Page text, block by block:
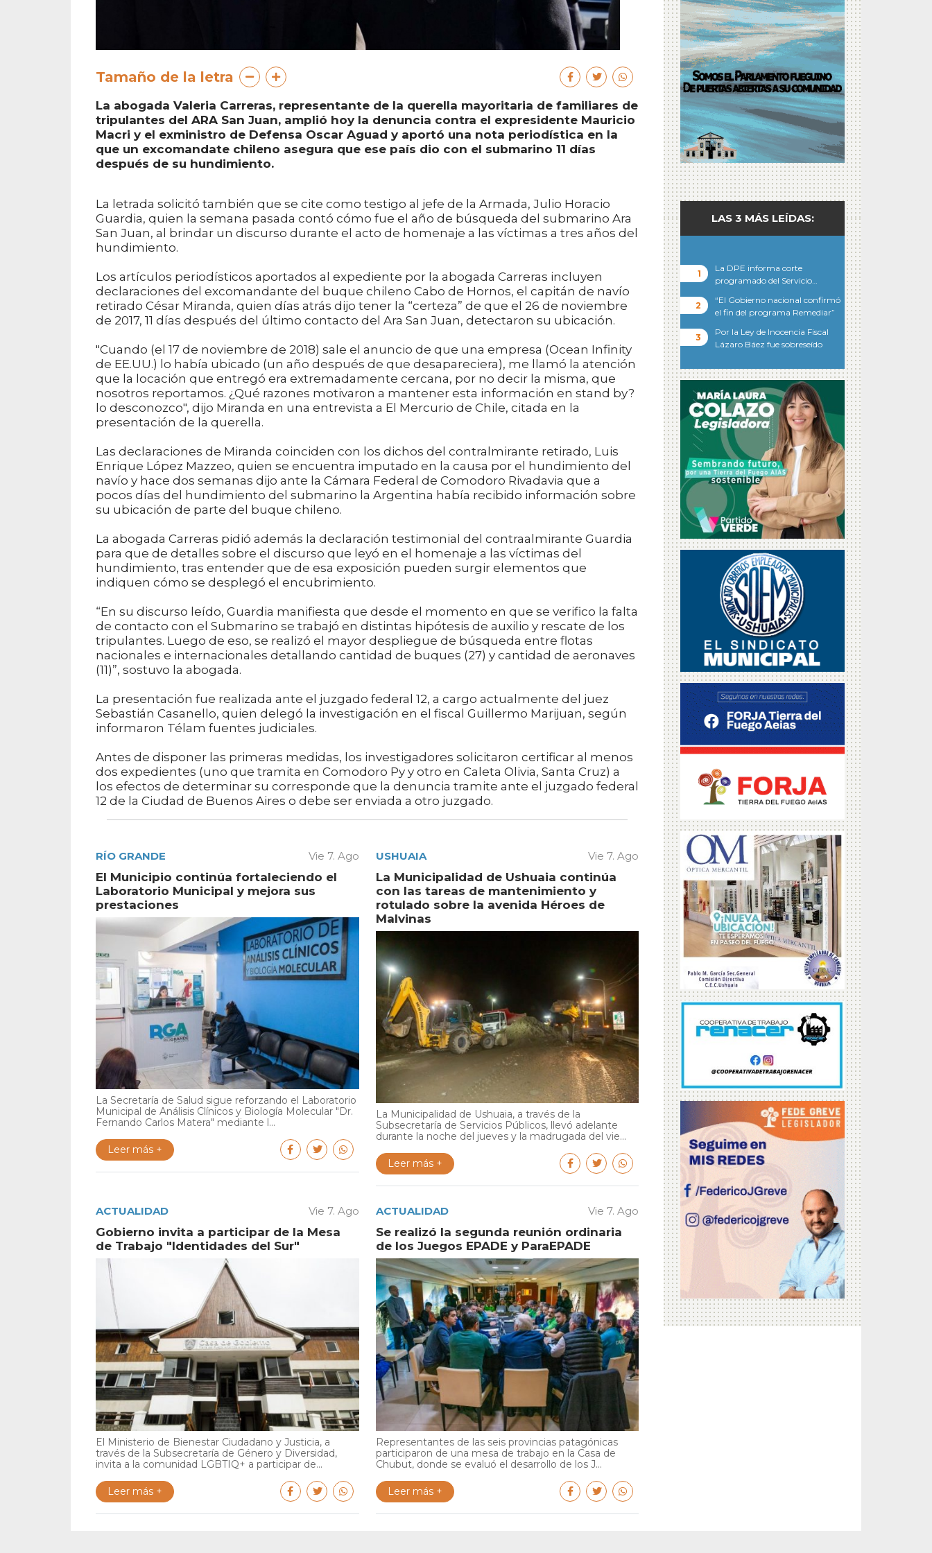
Tamaño de la letra
La abogada Valeria Carreras, representante de la querella mayoritaria de familiares de
tripulantes del ARA San Juan, amplió hoy la denuncia contra el expresidente Mauricio
Macri y el exministro de Defensa Oscar Aguad y aportó una nota periodística en la
que un excomandate chileno asegura que ese país dio con el submarino 11 días
después de su hundimiento.
La letrada solicitó también que se cite como testigo al jefe de la Armada, Julio Horacio
Guardia, quien la semana pasada contó cómo fue el año de búsqueda del submarino Ara
San Juan, al brindar un discurso durante el acto de homenaje a las víctimas a tres años del
hundimiento.
Los artículos periodísticos aportados al expediente por la abogada Carreras incluyen
declaraciones del excomandante del buque chileno Cabo de Hornos, el capitán de navío
retirado César Miranda, quien días atrás dijo tener la “certeza” de que el 26 de noviembre
de 2017, 11 días después del último contacto del Ara San Juan, detectaron su ubicación.
"Cuando (el 17 de noviembre de 2018) sale el anuncio de que una empresa (Ocean Infinity
de EE.UU.) lo había ubicado (un año después de que desapareciera), me llamó la atención
que la locación que entregó era extremadamente cercana, por no decir la misma, que
nosotros reportamos. ¿Qué razones motivaron a mantener esta información en stand by?
lo desconozco", dijo Miranda en una entrevista a El Mercurio de Chile, citada en la
presentación de la querella.
Las declaraciones de Miranda coinciden con los dichos del contralmirante retirado, Luis
Enrique López Mazzeo, quien se encuentra imputado en la causa por el hundimiento del
navío y hace dos semanas dijo ante la Cámara Federal de Comodoro Rivadavia que a
pocos días del hundimiento del submarino la Argentina había recibido información sobre
su ubicación de parte del buque chileno.
La abogada Carreras pidió además la declaración testimonial del contraalmirante Guardia
para que de detalles sobre el discurso que leyó en el homenaje a las víctimas del
hundimiento, tras entender que de esa exposición pueden surgir elementos que
indiquen cómo se desplegó el encubrimiento.
“En su discurso leído, Guardia manifiesta que desde el momento en que se verifico la falta
de contacto con el Submarino se trabajó en distintas hipótesis de auxilio y rescate de los
tripulantes. Luego de eso, se realizó el mayor despliegue de búsqueda entre flotas
nacionales e internacionales detallando cantidad de buques (27) y cantidad de aeronaves
(11)”, sostuvo la abogada.
La presentación fue realizada ante el juzgado federal 12, a cargo actualmente del juez
Sebastián Casanello, quien delegó la investigación en el fiscal Guillermo Marijuan, según
informaron Télam fuentes judiciales.
Antes de disponer las primeras medidas, los investigadores solicitaron certificar al menos
dos expedientes (uno que tramita en Comodoro Py y otro en Caleta Olivia, Santa Cruz) a
los efectos de determinar su corresponde que la denuncia tramite ante el juzgado federal
12 de la Ciudad de Buenos Aires o debe ser enviada a otro juzgado.
RÍO GRANDE Vie 7. Ago
El Municipio continúa fortaleciendo el
Laboratorio Municipal y mejora sus
prestaciones
La Secretaría de Salud sigue reforzando el Laboratorio
Municipal de Análisis Clínicos y Biología Molecular "Dr.
Fernando Carlos Matera" mediante l...
Leer más +
USHUAIA Vie 7. Ago
La Municipalidad de Ushuaia continúa
con las tareas de mantenimiento y
rotulado sobre la avenida Héroes de
Malvinas
La Municipalidad de Ushuaia, a través de la
Subsecretaría de Servicios Públicos, llevó adelante
durante la noche del jueves y la madrugada del vie...
Leer más +
ACTUALIDAD Vie 7. Ago
Gobierno invita a participar de la Mesa
de Trabajo "Identidades del Sur"
El Ministerio de Bienestar Ciudadano y Justicia, a
través de la Subsecretaría de Género y Diversidad,
invita a la comunidad LGBTIQ+ a participar de...
Leer más +
ACTUALIDAD Vie 7. Ago
Se realizó la segunda reunión ordinaria
de los Juegos EPADE y ParaEPADE
Representantes de las seis provincias patagónicas
participaron de una mesa de trabajo en la Casa de
Chubut, donde se evaluó el desarrollo de los J...
Leer más +
LAS 3 MÁS LEÍDAS:
La DPE informa corte
programado del Servicio…
“El Gobierno nacional confirmó
el fin del programa Remediar”
Por la Ley de Inocencia Fiscal
Lázaro Báez fue sobreseído